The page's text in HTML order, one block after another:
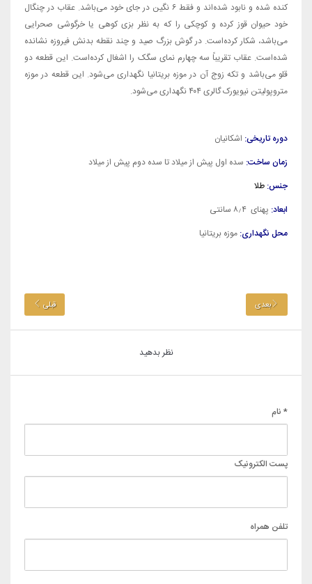
کنده شده و نابود شده‌اند و فقط ۶ نگین در جای خود می‌باشد. عقاب در چنگال
خود حیوان قوز کرده و کوچکی را که به نظر بزی کوهی یا خرگوشی صحرایی
می‌باشد، شکار کرده‌است. در گوش بزرگ صید و چند نقطه بدنش فیروزه نشانده
شده‌است. عقاب تقریباً سه چهارم نمای سگک را اشغال کرده‌است. این قطعه دو
قلو می‌باشد و تکه زوج آن در موزه بریتانیا نگهداری می‌شود. این قطعه در موزه
متروپولیتن نیویورک گالری ۴۰۴ نگهداری می‌شود.
دوره تاریخی: اشکانیان
زمان ساخت: سده اول پیش از میلاد تا سده دوم پیش از میلاد
جنس: طلا
ابعاد: پهنای ۸٫۴ سانتی
محل نگهداری: موزه بریتانیا
بعدی قبلی
نظر بدهید
* نام
پست الکترونیک
تلفن همراه